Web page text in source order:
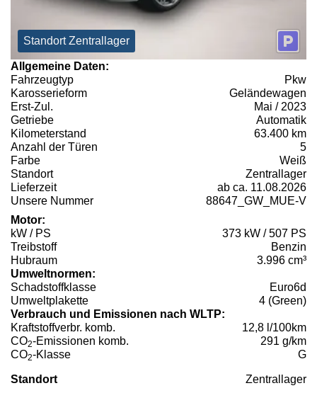
Standort Zentrallager
Allgemeine Daten:
Fahrzeugtyp
Pkw
Karosserieform
Geländewagen
Erst-Zul.
Mai / 2023
Getriebe
Automatik
Kilometerstand
63.400 km
Anzahl der Türen
5
Farbe
Weiß
Standort
Zentrallager
Lieferzeit
ab ca. 11.08.2026
Unsere Nummer
88647_GW_MUE-V
Motor:
kW / PS
373 kW / 507 PS
Treibstoff
Benzin
Hubraum
3.996 cm³
Umweltnormen:
Schadstoffklasse
Euro6d
Umweltplakette
4 (Green)
Verbrauch und Emissionen nach WLTP:
Kraftstoffverbr. komb.
12,8 l/100km
CO2-Emissionen komb.
291 g/km
CO2-Klasse G
Standort Zentrallager